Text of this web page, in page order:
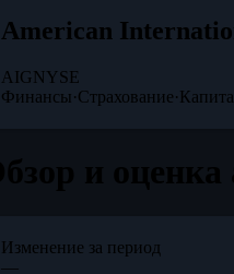
American
AIGNYSE
Финансы·Страхование·
Изменение за период
—